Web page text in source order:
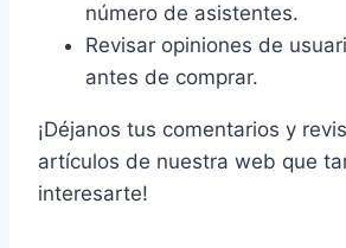
número de asistentes.
Revisar opiniones de
antes de comprar.
¡Déjanos tus comentarios y
artículos de nuestra web que
interesarte!